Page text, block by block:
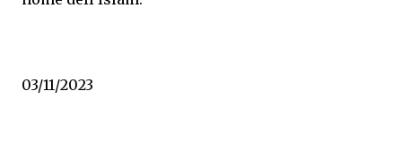
03/11/2023